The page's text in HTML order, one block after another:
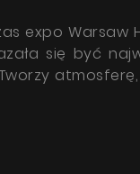
expo Warsaw
się być